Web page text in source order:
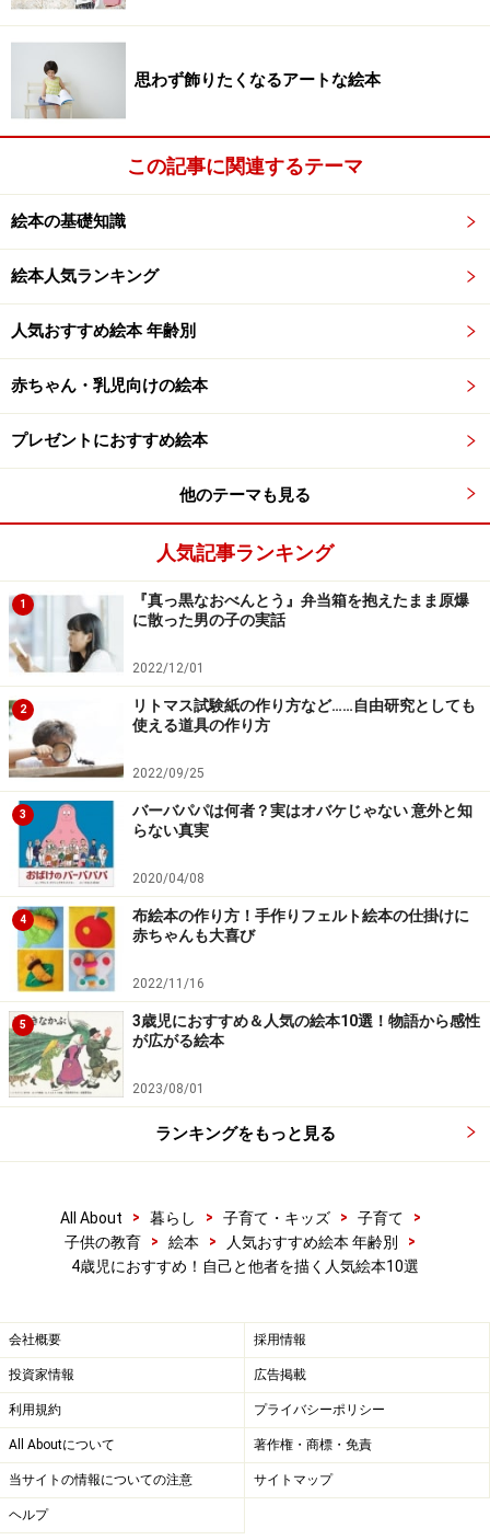
作・絵： いわむら かずお
出版社： 童心社
購入はこちらから
＞＞＞2冊目は『おふろだいすき』の紹介です
※記事内容は執筆時点のものです。最新の内容をご確認くださ
い。
思わず飾りたくなるアートな絵本
この記事に関連するテーマ
絵本の基礎知識
絵本人気ランキング
人気おすすめ絵本 年齢別
赤ちゃん・乳児向けの絵本
プレゼントにおすすめ絵本
他のテーマも見る
人気記事ランキング
1
『真っ黒なおべんとう』弁当箱を抱えたまま原爆
に散った男の子の実話
2022/12/01
2
リトマス試験紙の作り方など……自由研究としても
使える道具の作り方
2022/09/25
3
バーバパパは何者？実はオバケじゃない 意外と知
らない真実
2020/04/08
4
布絵本の作り方！手作りフェルト絵本の仕掛けに
赤ちゃんも大喜び
2022/11/16
5
3歳児におすすめ＆人気の絵本10選！物語から感性
が広がる絵本
2023/08/01
ランキングをもっと見る
All About > 暮らし > 子育て・キッズ > 子育て
>
子供の教育
> 絵本 > 人気おすすめ絵本 年齢別
>
4歳児におすすめ！自己と他者を描く人気絵本10選
会社概要 採用情報
投資家情報 広告掲載
利用規約 プライバシーポリシー
All Aboutについて 著作権・商標・免責
当サイトの情報についての注意 サイトマップ
ヘルプ